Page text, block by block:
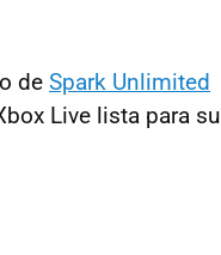
de Spark Unlimited
Live lista para su